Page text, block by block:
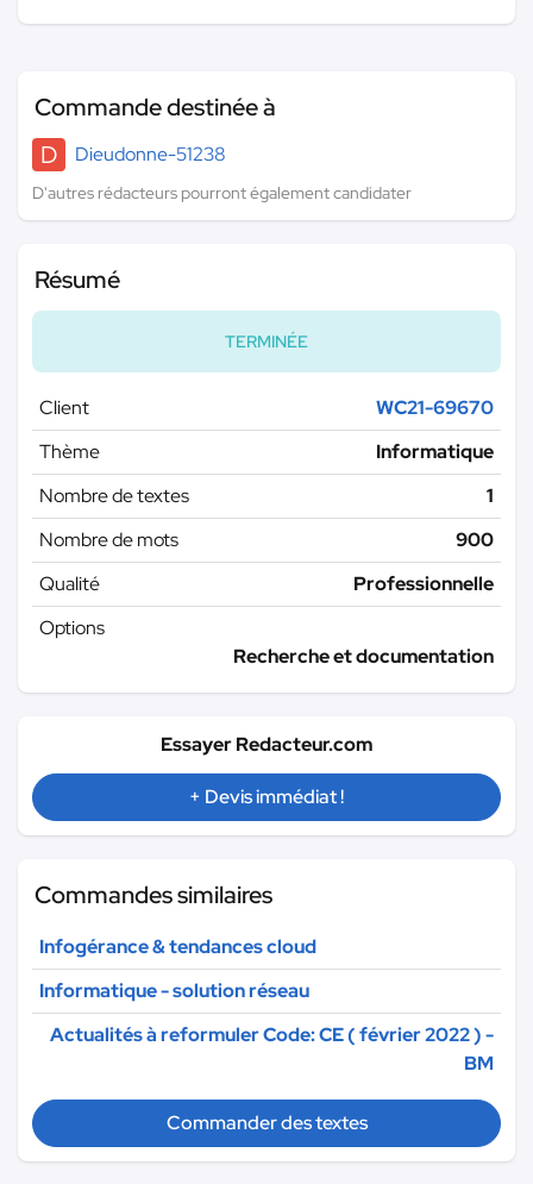
Commande destinée à
D
Dieudonne-51238
D'autres rédacteurs pourront également candidater
Résumé
TERMINÉE
Client
WC21-69670
Thème
Informatique
Nombre de textes
1
Nombre de mots
900
Qualité
Professionnelle
Options
Recherche et documentation
Essayer Redacteur.com
+ Devis immédiat !
Commandes similaires
Infogérance & tendances cloud
Informatique - solution réseau
Actualités à reformuler Code: CE ( février 2022 ) -
BM
Commander des textes